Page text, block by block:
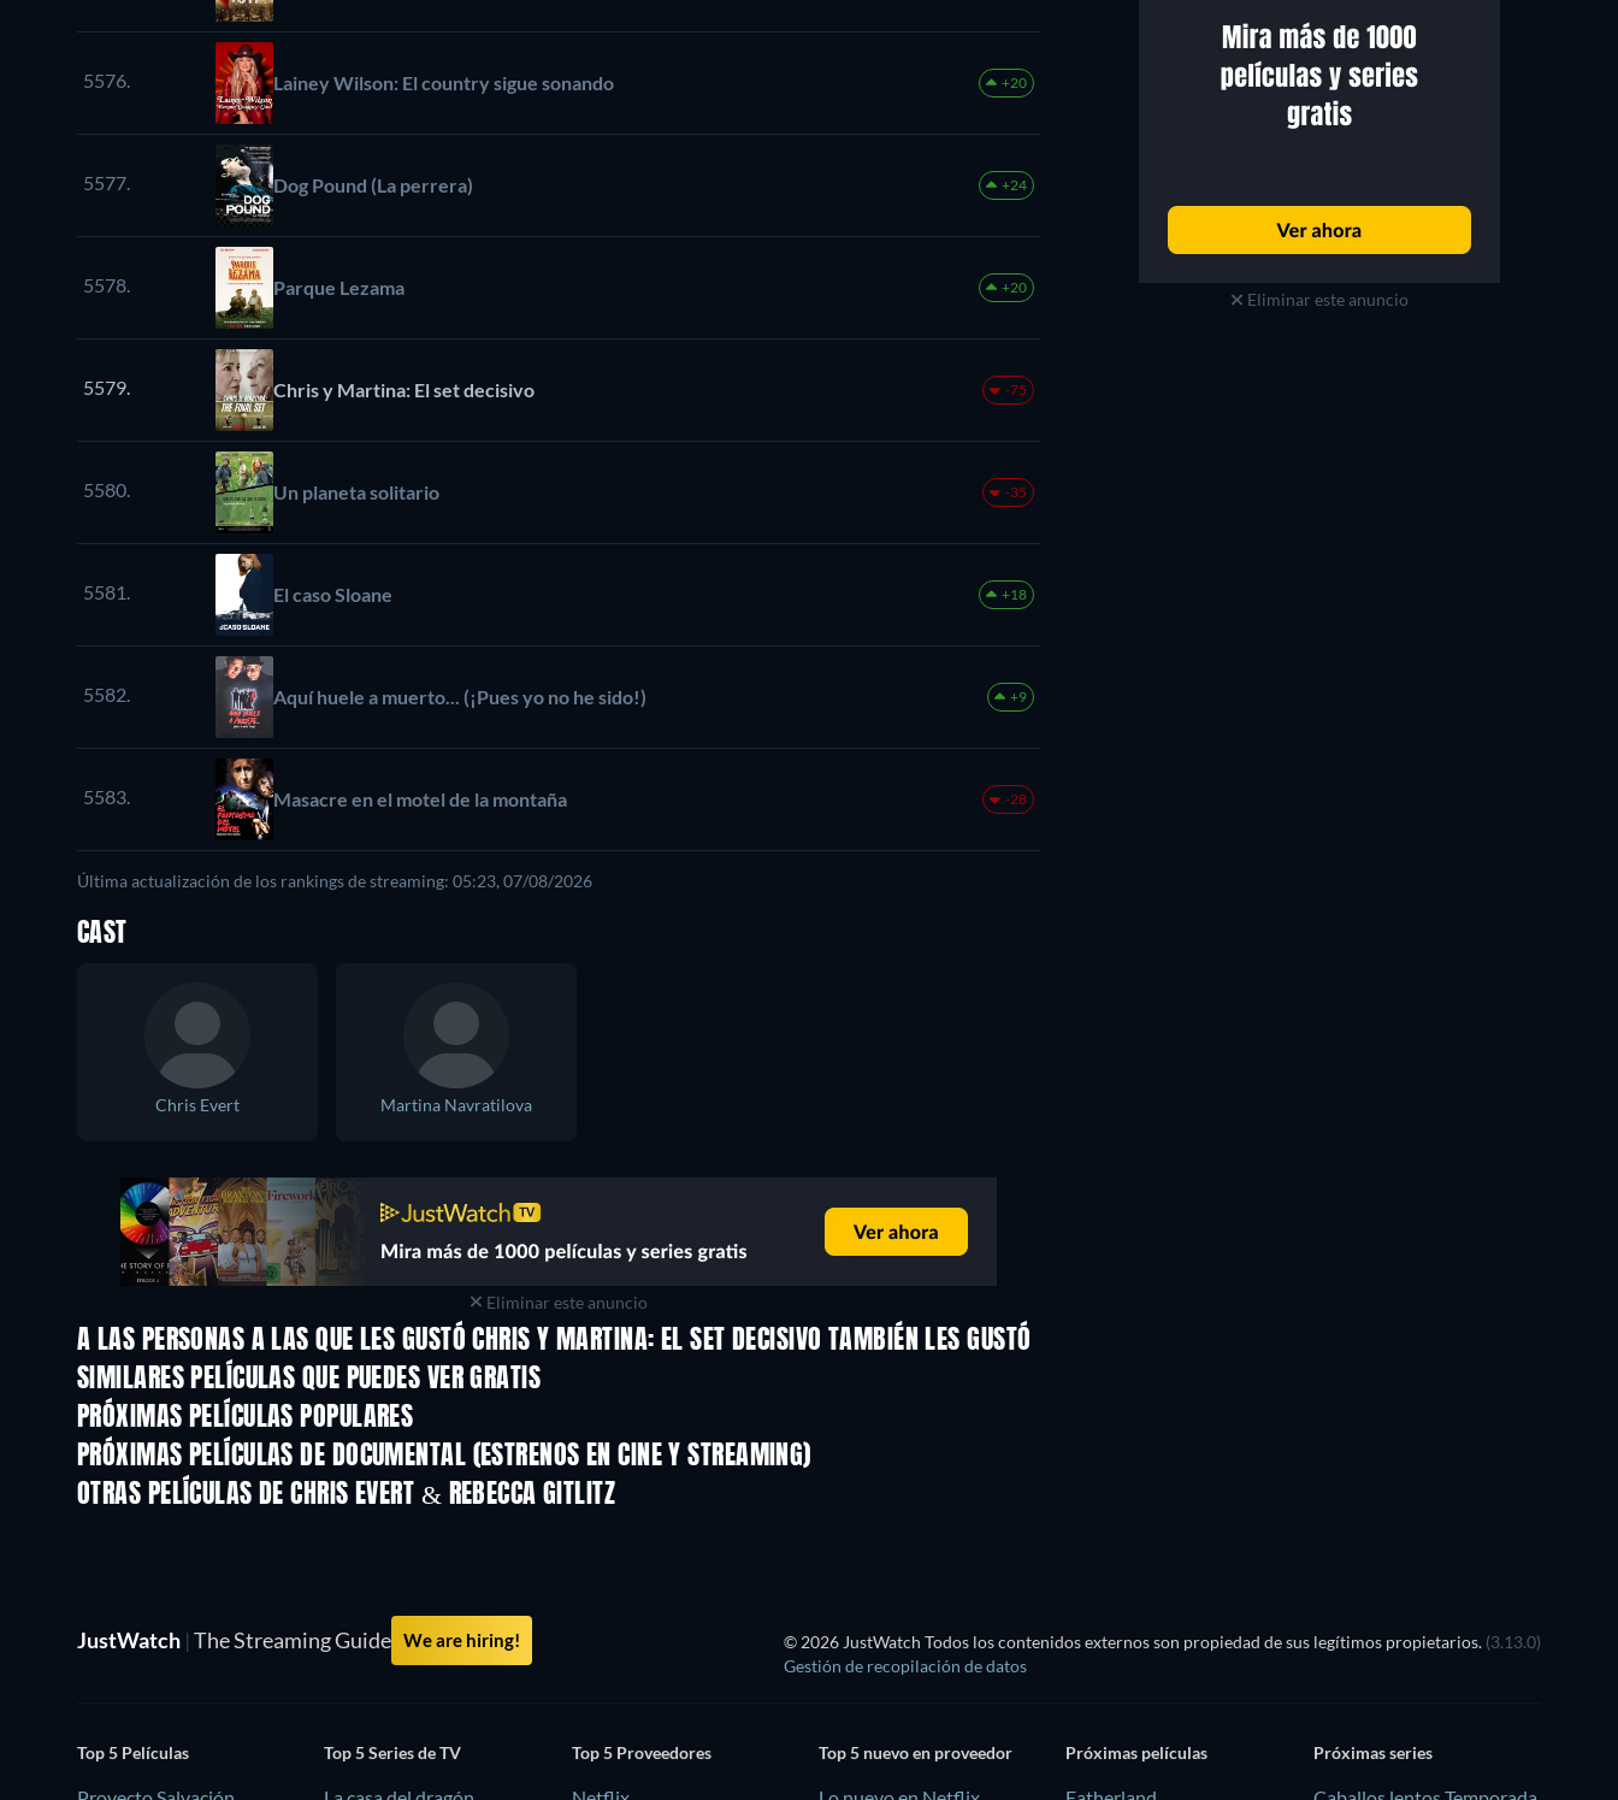
Eliminar este anuncio
5576. Lainey Wilson: El country sigue sonando +20
5577. Dog Pound (La perrera) +24
5578. Parque Lezama +20
5579. Chris y Martina: El set decisivo -75
5580. Un planeta solitario -35
5581. El caso Sloane +18
5582. Aquí huele a muerto... (¡Pues yo no he sido!) +9
5583. Masacre en el motel de la montaña -28
Última actualización de los rankings de streaming: 05:23, 07/08/2026
CAST
Chris Evert Martina Navratilova
Eliminar este anuncio
A LAS PERSONAS A LAS QUE LES GUSTÓ CHRIS Y MARTINA: EL SET DECISIVO TAMBIÉN LES GUSTÓ
SIMILARES PELÍCULAS QUE PUEDES VER GRATIS
PRÓXIMAS PELÍCULAS POPULARES
PRÓXIMAS PELÍCULAS DE DOCUMENTAL (ESTRENOS EN CINE Y STREAMING)
OTRAS PELÍCULAS DE CHRIS EVERT & REBECCA GITLITZ
JustWatch | The Streaming Guide We are hiring! © 2026 JustWatch Todos los contenidos externos son propiedad de sus legítimos propietarios. (3.13.0)
Gestión de recopilación de datos
Top 5 Películas Top 5 Series de TV Top 5 Proveedores Top 5 nuevo en proveedor Próximas películas Próximas series